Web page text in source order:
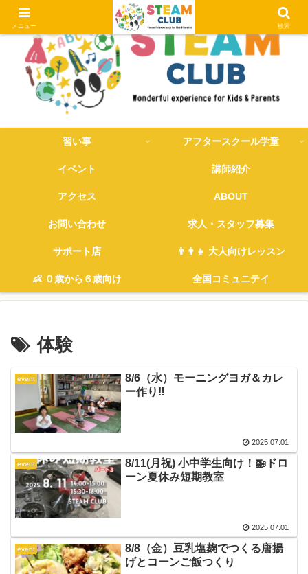
習い事 アフタースクール学童
イベント 講師紹介
アクセス ABOUT
お問い合わせ 求人・スタッフ募集
サポート店 👨‍👨‍👧 大人向けレッスン
👶 ０歳から６歳向け 全国コミュニテイ
体験
event
8/6（水）モーニングヨガ＆カレ
ー作り‼️
2025.07.01
event
8/11(月祝) 小中学生向け！🚁ドロ
ーン夏休み短期教室
2025.07.01
event
8/8（金）豆乳塩麹でつくる唐揚
げとコーンご飯つくり
メニュー 検索